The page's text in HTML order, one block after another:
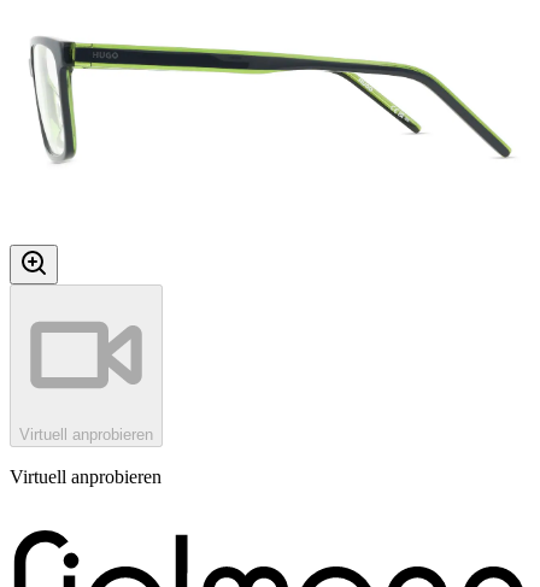
Virtuell anprobieren
Virtuell anprobieren